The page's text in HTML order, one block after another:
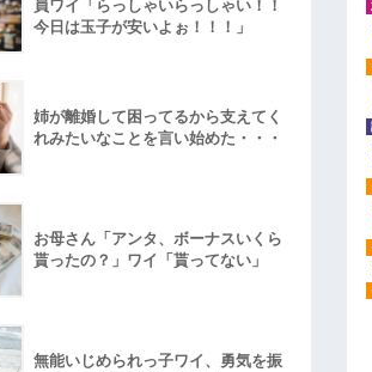
員ワイ「らっしゃいらっしゃい！！
今日は玉子が安いよぉ！！！」
姉が離婚して困ってるから支えてく
れみたいなことを言い始めた・・・
お母さん「アンタ、ボーナスいくら
貰ったの？」ワイ「貰ってない」
無能いじめられっ子ワイ、勇気を振